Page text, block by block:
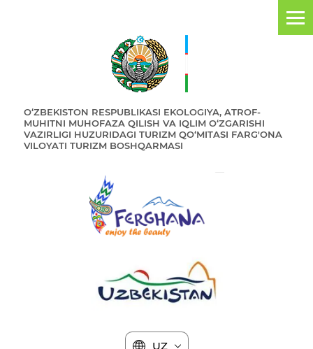
O‘ZBEKISTON RESPUBLIKASI EKOLOGIYA, ATROF-
MUHITNI MUHOFAZA QILISH VA IQLIM O‘ZGARISHI
VAZIRLIGI HUZURIDAGI TURIZM QO‘MITASI FARG'ONA
VILOYATI TURIZM BOSHQARMASI
UZ